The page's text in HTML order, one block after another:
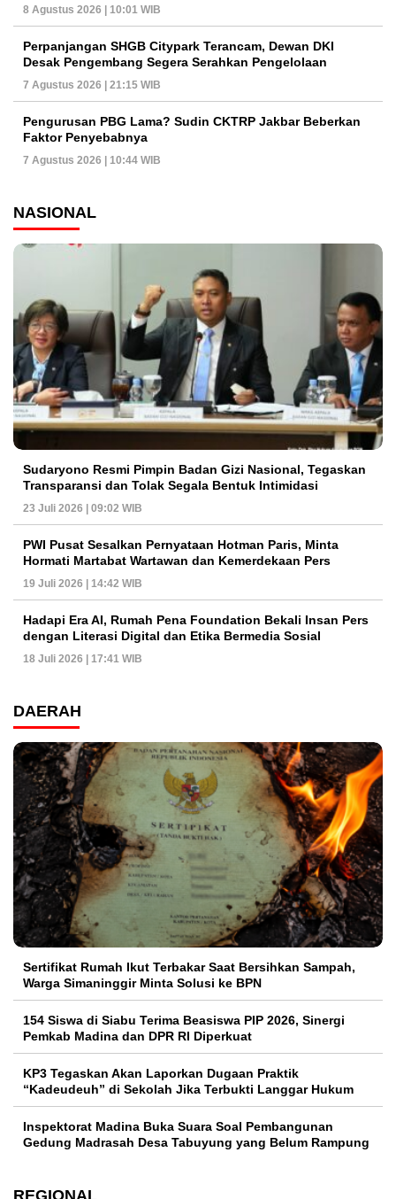
8 Agustus 2026 | 10:01 WIB
Perpanjangan SHGB Citypark Terancam, Dewan DKI
Desak Pengembang Segera Serahkan Pengelolaan
7 Agustus 2026 | 21:15 WIB
Pengurusan PBG Lama? Sudin CKTRP Jakbar Beberkan
Faktor Penyebabnya
7 Agustus 2026 | 10:44 WIB
NASIONAL
Sudaryono Resmi Pimpin Badan Gizi Nasional, Tegaskan
Transparansi dan Tolak Segala Bentuk Intimidasi
23 Juli 2026 | 09:02 WIB
PWI Pusat Sesalkan Pernyataan Hotman Paris, Minta
Hormati Martabat Wartawan dan Kemerdekaan Pers
19 Juli 2026 | 14:42 WIB
Hadapi Era AI, Rumah Pena Foundation Bekali Insan Pers
dengan Literasi Digital dan Etika Bermedia Sosial
18 Juli 2026 | 17:41 WIB
DAERAH
Sertifikat Rumah Ikut Terbakar Saat Bersihkan Sampah,
Warga Simaninggir Minta Solusi ke BPN
154 Siswa di Siabu Terima Beasiswa PIP 2026, Sinergi
Pemkab Madina dan DPR RI Diperkuat
KP3 Tegaskan Akan Laporkan Dugaan Praktik
“Kadeudeuh” di Sekolah Jika Terbukti Langgar Hukum
Inspektorat Madina Buka Suara Soal Pembangunan
Gedung Madrasah Desa Tabuyung yang Belum Rampung
REGIONAL